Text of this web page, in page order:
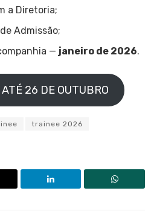
a Diretoria;
Admissão;
— janeiro de 2026.
26 DE OUTUBRO
trainee 2026